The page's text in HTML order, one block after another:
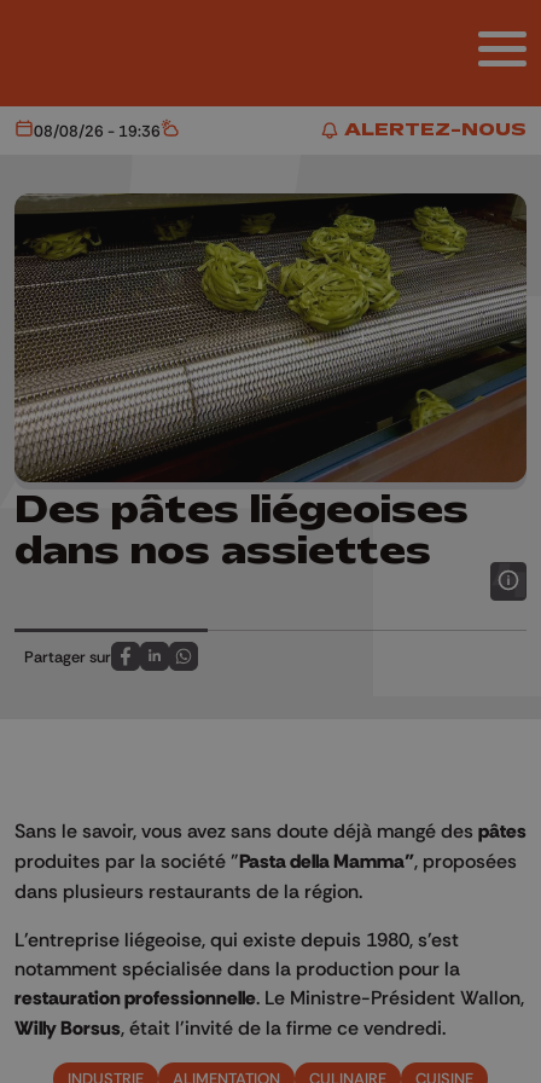
ALERTEZ-NOUS
ALERTEZ-NOUS
Aujourd'hui
08/08/26 - 19:36 Météo
Des pâtes liégeoises
dans nos assiettes
Partager sur
Partagez sur FaceBook
Partagez sur LinkedIn
Partagez sur Whatsapp
Sans le savoir, vous avez sans doute déjà mangé des pâtes
produites par la société "Pasta della Mamma", proposées
dans plusieurs restaurants de la région.
L'entreprise liégeoise, qui existe depuis 1980, s'est
notamment spécialisée dans la production pour la
restauration professionnelle. Le Ministre-Président Wallon,
Willy Borsus, était l'invité de la firme ce vendredi.
INDUSTRIE ALIMENTATION CULINAIRE
CUISINE